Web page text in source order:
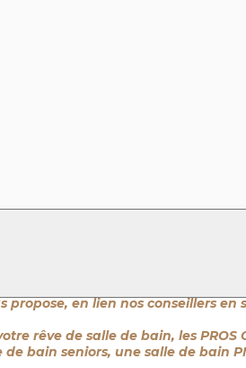
en lien nos conseillers en
rêve de salle de bain, les PROS
bain seniors, une salle de bain